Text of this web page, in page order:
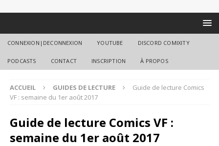
CONNEXION|DECONNEXION YOUTUBE DISCORD COMIXITY
PODCASTS CONTACT INSCRIPTION À PROPOS
ACCUEIL GUIDES DE LECTURE
Guide de lecture Comics
VF : semaine du 1er août 2017
Guide de lecture Comics VF :
semaine du 1er août 2017